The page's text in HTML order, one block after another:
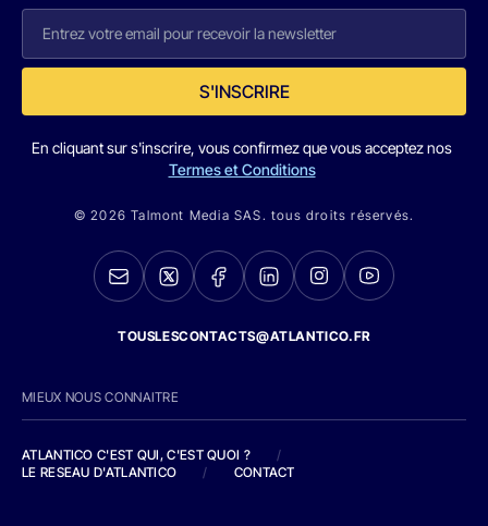
S'INSCRIRE
En cliquant sur s'inscrire, vous confirmez que vous acceptez nos
Termes et Conditions
© 2026 Talmont Media SAS. tous droits réservés.
TOUSLESCONTACTS@ATLANTICO.FR
MIEUX NOUS CONNAITRE
ATLANTICO C'EST QUI, C'EST QUOI ?
/
LE RESEAU D'ATLANTICO
/ CONTACT